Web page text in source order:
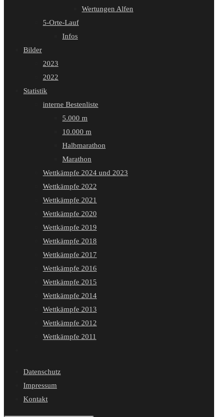
Wertungen Alfen
5-Orte-Lauf
Infos
Bilder
2023
2022
Statistik
interne Bestenliste
5.000 m
10.000 m
Halbmarathon
Marathon
Wettkämpfe 2024 und 2023
Wettkämpfe 2022
Wettkämpfe 2021
Wettkämpfe 2020
Wettkämpfe 2019
Wettkämpfe 2018
Wettkämpfe 2017
Wettkämpfe 2016
Wettkämpfe 2015
Wettkämpfe 2014
Wettkämpfe 2013
Wettkämpfe 2012
Wettkämpfe 2011
umschalten
Datenschutz
Impressum
Kontakt